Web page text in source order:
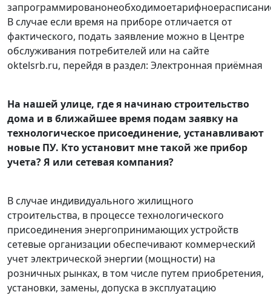
В случае если время на приборе отличается от
фактического, подать заявление можно в Центре
обслуживания потребителей или на сайте
oktelsrb.ru, перейдя в раздел: Электронная приёмная
На нашей улице, где я начинаю строительство
дома и в ближайшее время подам заявку на
технологическое присоединение, устанавливают
новые ПУ. Кто установит мне такой же прибор
учета? Я или сетевая компания?
В случае индивидуального жилищного
строительства, в процессе технологического
присоединения энергопринимающих устройств
сетевые организации обеспечивают коммерческий
учет электрической энергии (мощности) на
розничных рынках, в том числе путем приобретения,
установки, замены, допуска в эксплуатацию